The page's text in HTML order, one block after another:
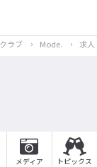
ラブ Mode. 求人
メディア トピックス